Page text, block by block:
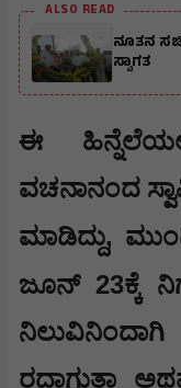
ALSO READ
ನೂತನ
ಸ್ವಾಗತ
ಈ
ವಚನಾನಂದ
ಮಾಡಿದ್ದು,
ಜೂನ್ 23ಕ್ಕೆ
ರದ್ದಾಗುತ್ತಾ